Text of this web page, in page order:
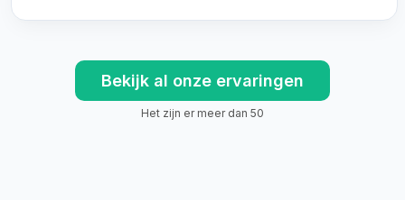
Bekijk al onze ervaringen
Het zijn er meer dan 50